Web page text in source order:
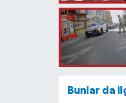
Bunlar da